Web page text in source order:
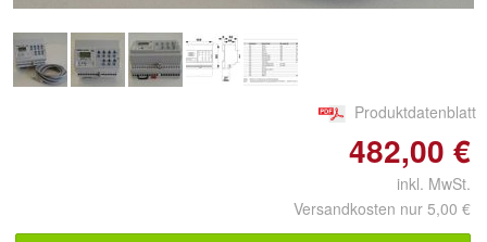
Produktdatenblatt
482,00 €
inkl. MwSt.
Versandkosten nur 5,00 €